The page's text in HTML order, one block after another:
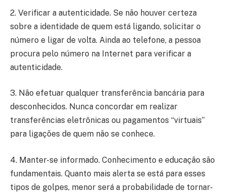
2. Verificar a autenticidade. Se não houver certeza
sobre a identidade de quem está ligando, solicitar o
número e ligar de volta. Ainda ao telefone, a pessoa
procura pelo número na Internet para verificar a
autenticidade.
3. Não efetuar qualquer transferência bancária para
desconhecidos. Nunca concordar em realizar
transferências eletrônicas ou pagamentos “virtuais”
para ligações de quem não se conhece.
4. Manter-se informado. Conhecimento e educação são
fundamentais. Quanto mais alerta se está para esses
tipos de golpes, menor será a probabilidade de tornar-